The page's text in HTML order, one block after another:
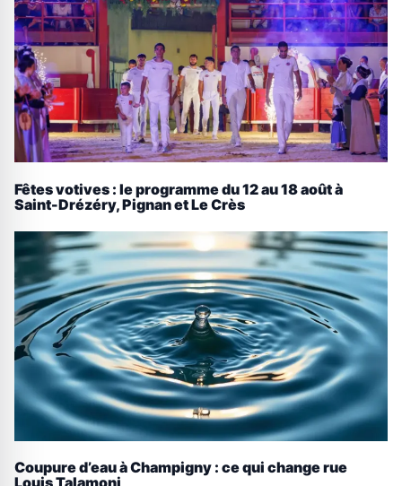
Fêtes votives : le programme du 12 au 18 août à
Saint-Drézéry, Pignan et Le Crès
Coupure d’eau à Champigny : ce qui change rue